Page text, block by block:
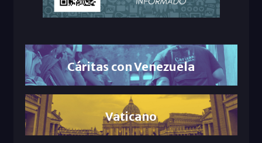
Cáritas con Venezuela
Vaticano